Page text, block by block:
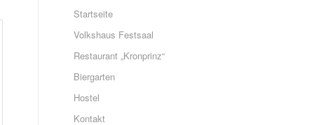
Startseite
Volkshaus Festsaal
Restaurant „Kronprinz“
Biergarten
Hostel
Kontakt